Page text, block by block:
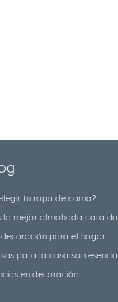
tu ropa de cama?
la mejor almohada para
decoración para el hogar
para la casa son
en decoración